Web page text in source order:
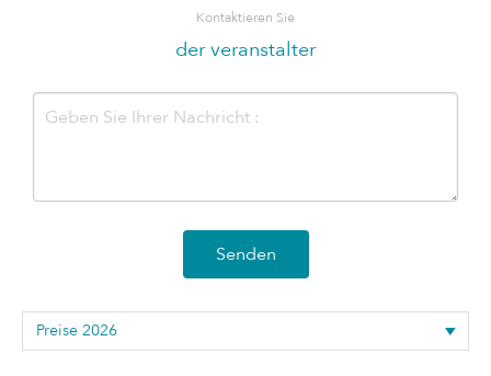
Kontaktieren Sie
der veranstalter
Senden